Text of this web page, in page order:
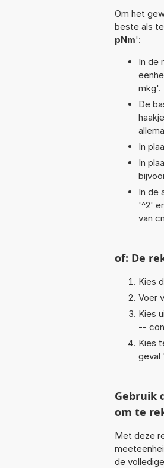
Om het
beste als
pNm':
In de
mkg'.
De
In
In
In de
'^2'
van
of: De
Kies
Voer
Kies
--
Kies
geval '
Gebruik
om te
Met deze
de